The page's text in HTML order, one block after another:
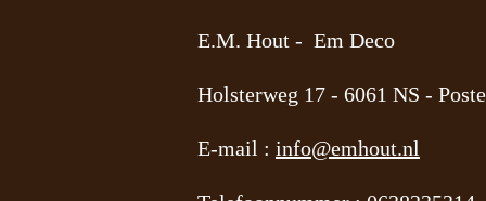
E.M. Hout - Em Deco
Holsterweg 17 - 6061 NS -
E-mail : info@emhout.nl